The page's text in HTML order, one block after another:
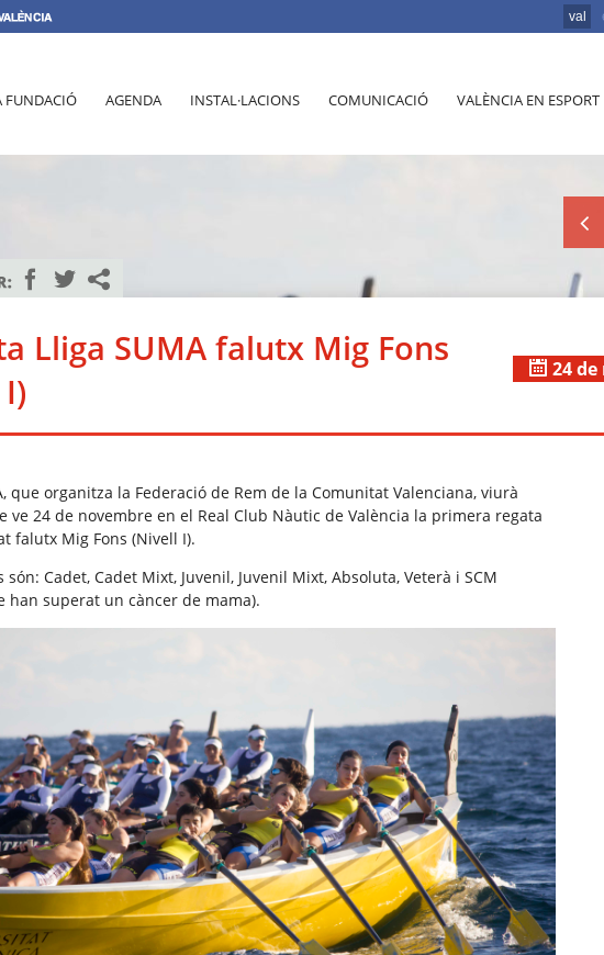
val
FUNDACIÓ AGENDA INSTAL·LACIONS COMUNICACIÓ VALÈNCIA EN ESPORT
Lliga SUMA falutx Mig Fons
24
que organitza la Federació de Rem de la Comunitat Valenciana, viurà
ve 24 de novembre en el Real Club Nàutic de València la primera regata
falutx Mig Fons (Nivell I).
són: Cadet, Cadet Mixt, Juvenil, Juvenil Mixt, Absoluta, Veterà i SCM
han superat un càncer de mama).